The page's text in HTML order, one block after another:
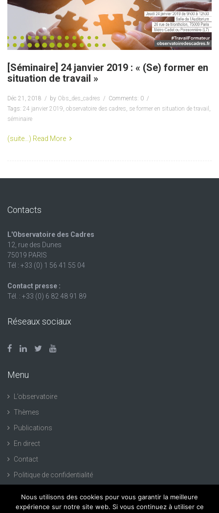
[Séminaire] 24 janvier 2019 : « (Se) former en
situation de travail »
Déc 21, 2018 by Obs_des_cadres
Comments: 0
Tags: 24 janvier 2019, observatoire des cadres, se former en situation de travail ,
séminaire
(suite…) Read More
Contacts
L'Observatoire des Cadres
12, rue des Dunes
75019 PARIS
Tél : +33 (0) 1 56 41 55 04
Contact presse :
Tél. : +33 (0) 6 82 48 91 89
Réseaux sociaux
Menu
L’observatoire
Thèmes
Publications
En direct
Contact
Politique de confidentialité
Nous utilisons des cookies pour vous garantir la meilleure
expérience sur notre site web. Si vous continuez à utiliser ce